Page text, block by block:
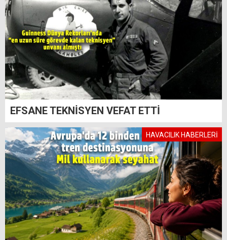
EFSANE TEKNİSYEN VEFAT ETTİ
HAVACILIK HABERLERİ